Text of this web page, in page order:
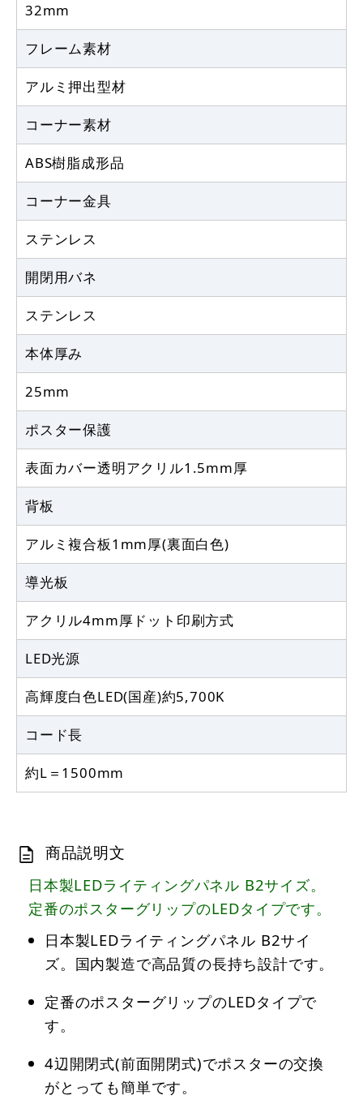
32mm
フレーム素材
アルミ押出型材
コーナー素材
ABS樹脂成形品
コーナー金具
ステンレス
開閉用バネ
ステンレス
本体厚み
25mm
ポスター保護
表面カバー透明アクリル1.5mm厚
背板
アルミ複合板1mm厚(裏面白色)
導光板
アクリル4mm厚ドット印刷方式
LED光源
高輝度白色LED(国産)約5,700K
コード長
約L＝1500mm
商品説明文
日本製LEDライティングパネル B2サイズ。
定番のポスターグリップのLEDタイプです。
日本製LEDライティングパネル B2サイ
ズ。国内製造で高品質の長持ち設計です。
定番のポスターグリップのLEDタイプで
す。
4辺開閉式(前面開閉式)でポスターの交換
がとっても簡単です。